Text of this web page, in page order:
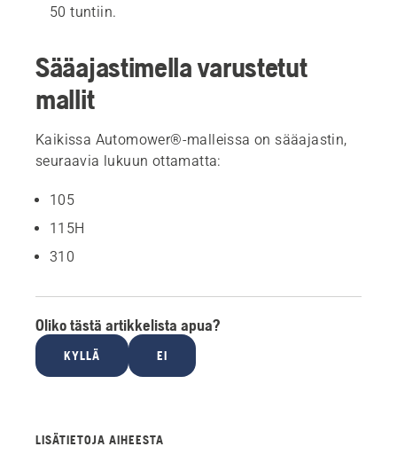
50 tuntiin.
Sääajastimella varustetut
mallit
Kaikissa Automower®-malleissa on sääajastin,
seuraavia lukuun ottamatta:
105
115H
310
Oliko tästä artikkelista apua?
KYLLÄ EI
LISÄTIETOJA AIHEESTA